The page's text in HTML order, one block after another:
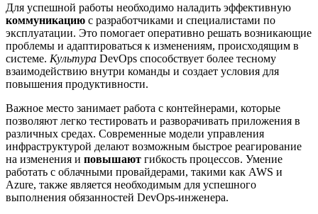
Для успешной работы необходимо наладить эффективную
коммуникацию с разработчиками и специалистами по
эксплуатации. Это помогает оперативно решать возникающие
проблемы и адаптироваться к изменениям, происходящим в
системе. Культура DevOps способствует более тесному
взаимодействию внутри команды и создает условия для
повышения продуктивности.
Важное место занимает работа с контейнерами, которые
позволяют легко тестировать и разворачивать приложения в
различных средах. Современные модели управления
инфраструктурой делают возможным быстрое реагирование
на изменения и повышают гибкость процессов. Умение
работать с облачными провайдерами, такими как AWS и
Azure, также является необходимым для успешного
выполнения обязанностей DevOps-инженера.